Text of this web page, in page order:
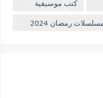
كتب موسيقية
رمضان 2024